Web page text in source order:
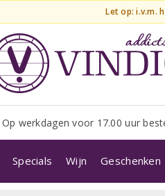
Let op: i.v.m.
Op werkdagen voor 17.00 uur
Specials Wijn Geschenken